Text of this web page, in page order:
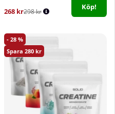
268 kr298 kr
Köp!
28
280